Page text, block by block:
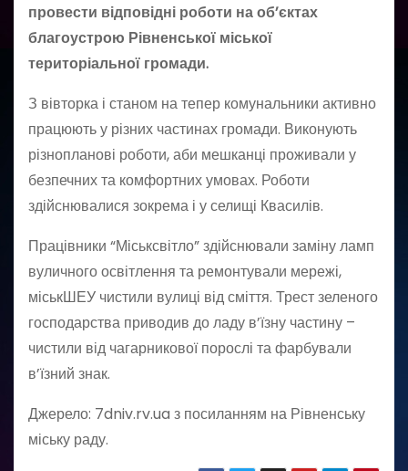
провести відповідні роботи на об’єктах
благоустрою Рівненської міської
територіальної громади.
З вівторка і станом на тепер комунальники активно
працюють у різних частинах громади. Виконують
різнопланові роботи, аби мешканці проживали у
безпечних та комфортних умовах. Роботи
здійснювалися зокрема і у селищі Квасилів.
Працівники “Міськсвітло” здійснювали заміну ламп
вуличного освітлення та ремонтували мережі,
міськШЕУ чистили вулиці від сміття. Трест зеленого
господарства приводив до ладу в’їзну частину –
чистили від чагарникової порослі та фарбували
в’їзний знак.
Джерело: 7dniv.rv.ua з посиланням на Рівненську
міську раду.